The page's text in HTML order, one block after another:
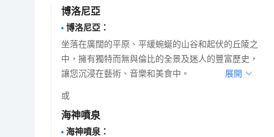
博洛尼亞
博洛尼亞 ：
坐落在廣闊的平原、平緩蜿蜒的山谷和起伏的丘陵之
中，擁有獨特而無與倫比的全景及迷人的豐富歷史，
讓您沉浸在藝術、音樂和美食中。
展開
或
海神噴泉
海神噴泉 ：